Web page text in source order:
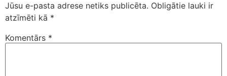
Jūsu e-pasta adrese netiks publicēta. Obligātie lauki ir
atzīmēti kā *
Komentārs *